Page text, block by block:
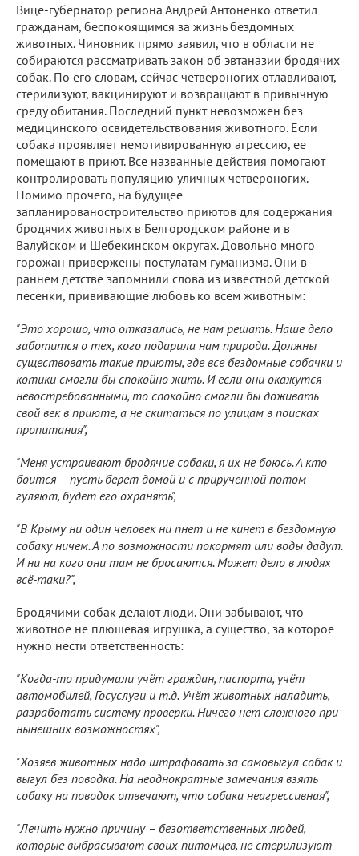
Вице-губернатор региона Андрей Антоненко ответил
гражданам, беспокоящимся за жизнь бездомных
животных. Чиновник прямо заявил, что в области не
собираются рассматривать закон об эвтаназии бродячих
собак. По его словам, сейчас четвероногих отлавливают,
стерилизуют, вакцинируют и возвращают в привычную
среду обитания. Последний пункт невозможен без
медицинского освидетельствования животного. Если
собака проявляет немотивированную агрессию, ее
помещают в приют. Все названные действия помогают
контролировать популяцию уличных четвероногих.
Помимо прочего, на будущее
запланированостроительство приютов для содержания
бродячих животных в Белгородском районе и в
Валуйском и Шебекинском округах. Довольно много
горожан привержены постулатам гуманизма. Они в
раннем детстве запомнили слова из известной детской
песенки, прививающие любовь ко всем животным:
"Это хорошо, что отказались, не нам решать. Наше дело
заботится о тех, кого подарила нам природа. Должны
существовать такие приюты, где все бездомные собачки и
котики смогли бы спокойно жить. И если они окажутся
невостребованными, то спокойно смогли бы доживать
свой век в приюте, а не скитаться по улицам в поисках
пропитания",
"Меня устраивают бродячие собаки, я их не боюсь. А кто
боится – пусть берет домой и с прирученной потом
гуляют, будет его охранять",
"В Крыму ни один человек ни пнет и не кинет в бездомную
собаку ничем. А по возможности покормят или воды дадут.
И ни на кого они там не бросаются. Может дело в людях
всё-таки?",
Бродячими собак делают люди. Они забывают, что
животное не плюшевая игрушка, а существо, за которое
нужно нести ответственность:
"Когда-то придумали учёт граждан, паспорта, учёт
автомобилей, Госуслуги и т.д. Учёт животных наладить,
разработать систему проверки. Ничего нет сложного при
нынешних возможностях",
"Хозяев животных надо штрафовать за самовыгул собак и
выгул без поводка. На неоднократные замечания взять
собаку на поводок отвечают, что собака неагрессивная",
"Лечить нужно причину – безответственных людей,
которые выбрасывают своих питомцев, не стерилизуют